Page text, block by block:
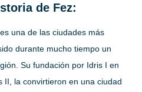
de Fez:
una de las ciudades más
durante mucho tiempo un
Su fundación por Idris I en
II, la convirtieron en una ciudad